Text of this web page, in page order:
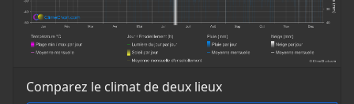
Comparez le climat de deux lieux